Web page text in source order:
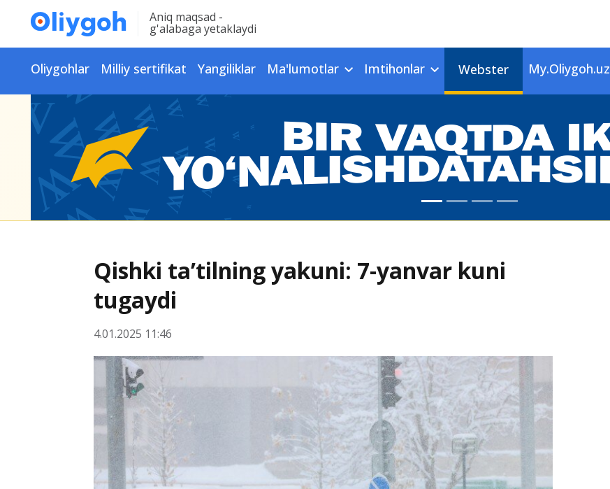
Aniq maqsad -
g'alabaga yetaklaydi
Oliygohlar Milliy sertifikat Yangiliklar Ma'lumotlar Imtihonlar Webster My.Oliygoh.uz
Qishki ta’tilning yakuni: 7-yanvar kuni
tugaydi
4.01.2025 11:46